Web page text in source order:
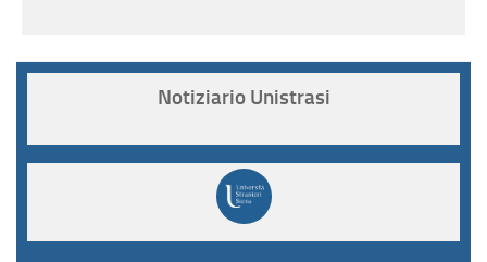
Notiziario Unistrasi